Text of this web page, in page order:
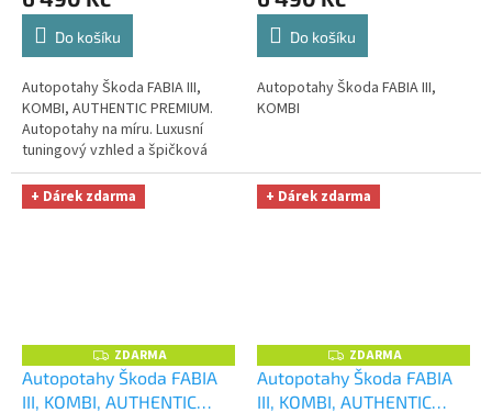
Do košíku
Autopotahy Škoda FABIA III,
KOMBI, AUTHENTIC PREMIUM.
Autopotahy na míru. Luxusní
tuningový vzhled a špičková
ochrana čalounění. Profesionální
čalounické zpracování....
Do košíku
Autopotahy Škoda FABIA III,
KOMBI
+ Dárek zdarma
Z
D
A
R
ZDARMA
Autopotahy Škoda FABIA
III, KOMBI, AUTHENTIC
+ Dárek zdarma
Z
D
A
R
ZDARMA
Autopotahy Škoda FABIA
III, KOMBI, AUTHENTIC